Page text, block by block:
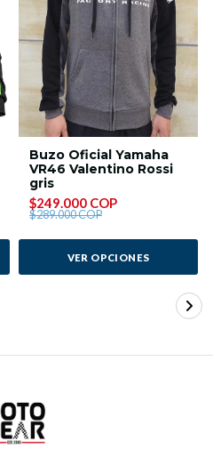
Buzo Oficial Yamaha
VR46 Valentino Rossi
gris
$249.000 COP
$289.000 COP
VER OPCIONES